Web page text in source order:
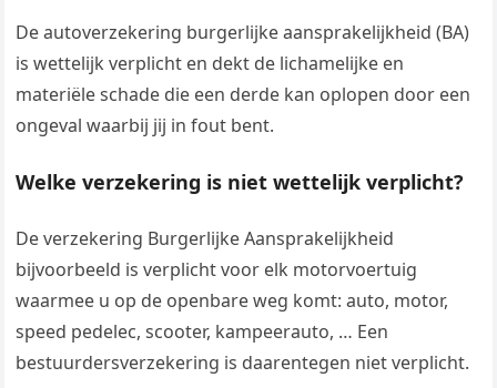
De autoverzekering burgerlijke aansprakelijkheid (BA)
is wettelijk verplicht en dekt de lichamelijke en
materiële schade die een derde kan oplopen door een
ongeval waarbij jij in fout bent.
Welke verzekering is niet wettelijk verplicht?
De verzekering Burgerlijke Aansprakelijkheid
bijvoorbeeld is verplicht voor elk motorvoertuig
waarmee u op de openbare weg komt: auto, motor,
speed pedelec, scooter, kampeerauto, … Een
bestuurdersverzekering is daarentegen niet verplicht.